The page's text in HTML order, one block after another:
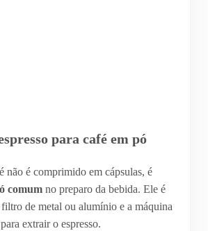
para café em pó
não é comprimido em cápsulas, é
comumno preparo da bebida. Ele é
de metal ou alumínio e a máquina
extrair o espresso.